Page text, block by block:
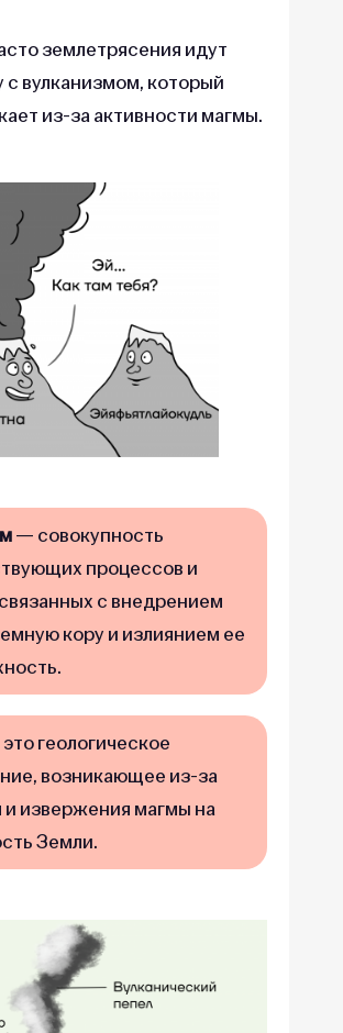
землетрясения идут
с вулканизмом, который
из-за активности магмы.
— совокупность
процессов и
с внедрением
кору и излиянием ее
геологическое
возникающее из-за
и извержения магмы на
Земли.